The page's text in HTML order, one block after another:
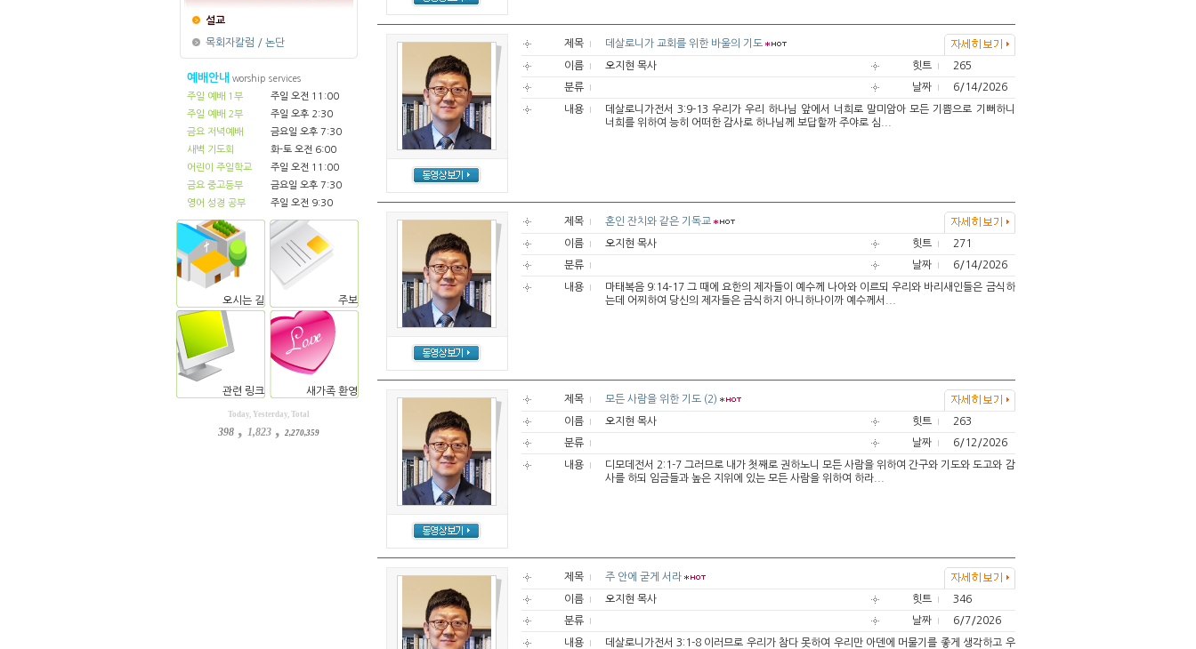
설교
목회자칼럼 / 논단
예배안내 worship services
주일 예배 1부
주일 오전 11:00
주일 예배 2부
주일 오후 2:30
금요 저녁예배
금요일 오후 7:30
새벽 기도회
화-토 오전 6:00
어린이 주일학교
주일 오전 11:00
금요 중고등부
금요일 오후 7:30
영어 성경 공부
주일 오전 9:30
오시는 길 주보
관련 링크 새가족 환영
Today, Yesterday, Total
398 , 1,823 , 2,270,359
제목 데살로니가 교회를 위한 바울의 기도
이름 오지현 목사 힛트
265
분류
날짜 6/14/2026
내용
데살로니가전서 3:9-13 우리가 우리 하나님 앞에서 너희로 말미암아 모든 기쁨으로 기뻐하니
너희를 위하여 능히 어떠한 감사로 하나님께 보답할까 주야로 심...
제목 혼인 잔치와 같은 기독교
이름 오지현 목사 힛트
271
분류
날짜 6/14/2026
내용
마태복음 9:14-17 그 때에 요한의 제자들이 예수께 나아와 이르되 우리와 바리새인들은 금식하
는데 어찌하여 당신의 제자들은 금식하지 아니하나이까 예수께서...
제목 모든 사람을 위한 기도 (2)
이름 오지현 목사 힛트
263
분류
날짜 6/12/2026
내용
디모데전서 2:1-7 그러므로 내가 첫째로 권하노니 모든 사람을 위하여 간구와 기도와 도고와 감
사를 하되 임금들과 높은 지위에 있는 모든 사람을 위하여 하라...
제목 주 안에 굳게 서라
이름 오지현 목사 힛트
346
분류
날짜 6/7/2026
내용
데살로니가전서 3:1-8 이러므로 우리가 참다 못하여 우리만 아덴에 머물기를 좋게 생각하고 우